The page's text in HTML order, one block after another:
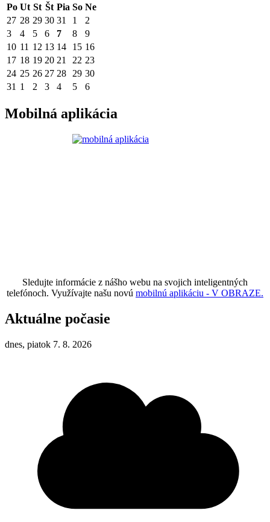
Po Ut St Št Pia So Ne
27 28 29 30 31 1
2
3
4 5 6 7 8
9
10 11 12 13 14 15 16
17 18 19 20 21 22 23
24 25 26 27 28 29 30
31 1 2 3 4 5 6
Mobilná aplikácia
Sledujte informácie z nášho webu na svojich inteligentných
telefónoch. Využívajte našu novú mobilnú aplikáciu - V OBRAZE.
Aktuálne počasie
dnes, piatok 7. 8. 2026